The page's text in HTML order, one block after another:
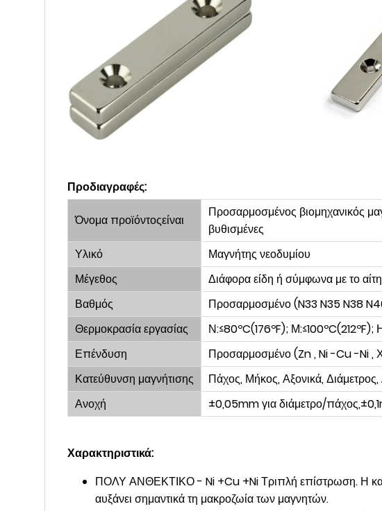
Προδιαγραφές:
Όνομα προϊόντοςείναι
Προσαρμοσμένος βιομηχανικός
βυθισμένες
Υλικό
Μαγνήτης νεοδυμίου
Μέγεθος
Διάφορα είδη ή σύμφωνα με το
Βαθμός
Προσαρμοσμένο (N33 N35 N38
Θερμοκρασία εργασίας
Ν:≤80ºC(176ºF); Μ:≤100ºC(212ºF);
Επένδυση
Προσαρμοσμένο (Zn , Ni -Cu -Ni ,
Κατεύθυνση μαγνήτισης
Πάχος, Μήκος, Αξονικά, Διάμετρος,
Ανοχή
±0,05mm για διάμετρο/
Χαρακτηριστικά:
ΠΟΛΥ ΑΝΘΕΚΤΙΚΟ - Ni +Cu +Ni Τριπλή επίστρωση. Η
αυξάνει σημαντικά τη μακροζωία των μαγνητών.